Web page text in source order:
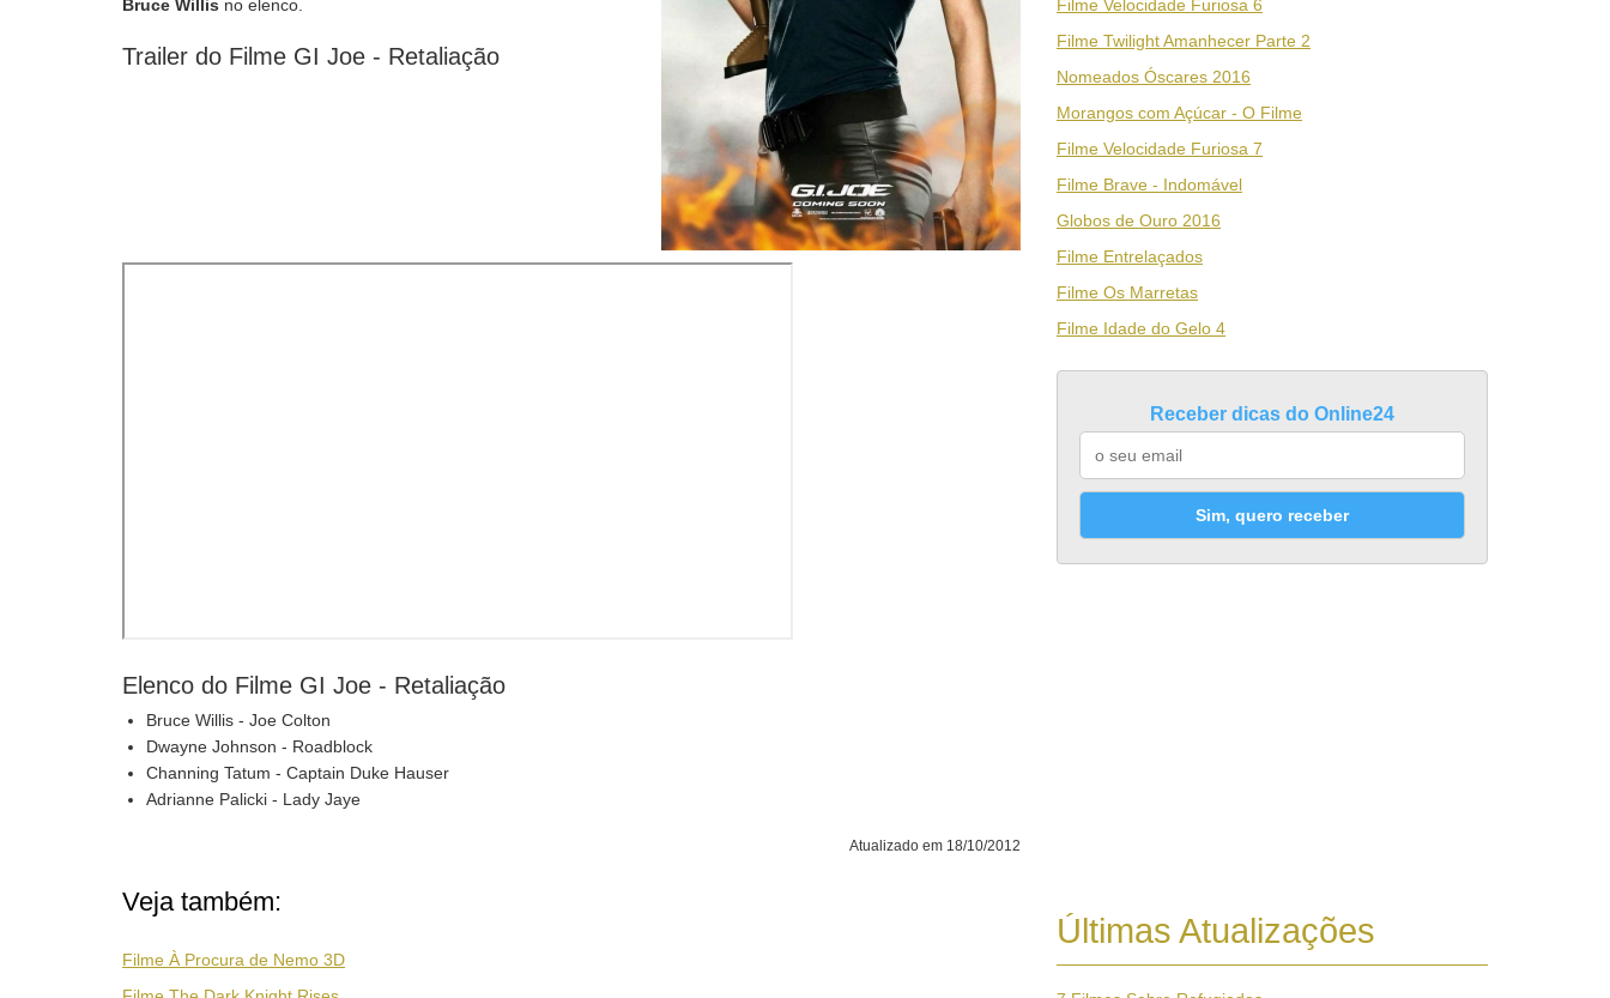
Bruce Willis no elenco.
Trailer do Filme GI Joe - Retaliação
Elenco do Filme GI Joe - Retaliação
Bruce Willis - Joe Colton
Dwayne Johnson - Roadblock
Channing Tatum - Captain Duke Hauser
Adrianne Palicki - Lady Jaye
Atualizado em 18/10/2012
Veja também:
Filme À Procura de Nemo 3D
Filme Velocidade Furiosa 6
Filme Twilight Amanhecer Parte 2
Nomeados Óscares 2016
Morangos com Açúcar - O Filme
Filme Velocidade Furiosa 7
Filme Brave - Indomável
Globos de Ouro 2016
Filme Entrelaçados
Filme Os Marretas
Filme Idade do Gelo 4
Receber dicas do Online24
Sim, quero receber
Últimas Atualizações